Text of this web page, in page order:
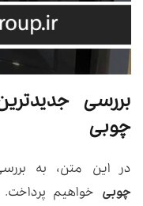
بررسی
چوبی
در این متن، به
چوبی خواهیم